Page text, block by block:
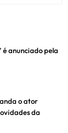
é anunciado pela
o ator
da